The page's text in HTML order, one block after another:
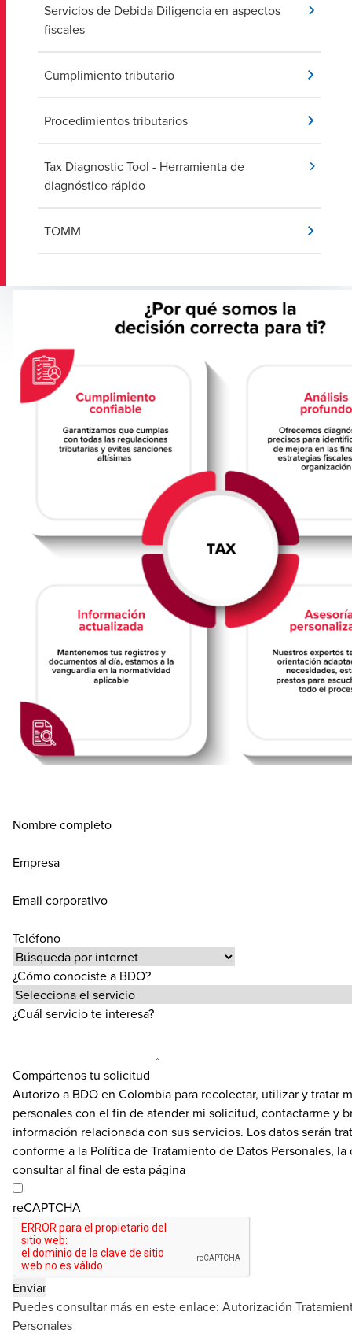
Servicios de Debida Diligencia en aspectos
fiscales
Cumplimiento tributario
Procedimientos tributarios
Tax Diagnostic Tool - Herramienta de
diagnóstico rápido
TOMM
Nombre completo
Empresa
Email corporativo
Teléfono
¿Cómo conociste a BDO?
¿Cuál servicio te interesa?
Compártenos tu solicitud
Autorizo a BDO en Colombia para recolectar, utilizar y tratar
personales con el fin de atender mi solicitud, contactarme y
información relacionada con sus servicios. Los datos serán
conforme a la Política de Tratamiento de Datos Personales, la
consultar al final de esta página
reCAPTCHA
Puedes consultar más en este enlace: Autorización
Personales